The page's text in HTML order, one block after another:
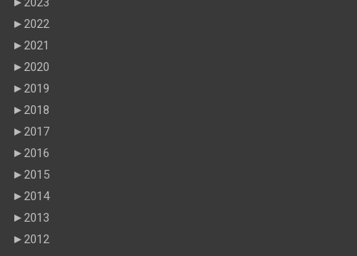
►2022
►2021
►2020
►2019
►2018
►2017
►2016
►2015
►2014
►2013
►2012